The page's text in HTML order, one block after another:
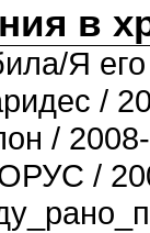
в
Я
/
/
/